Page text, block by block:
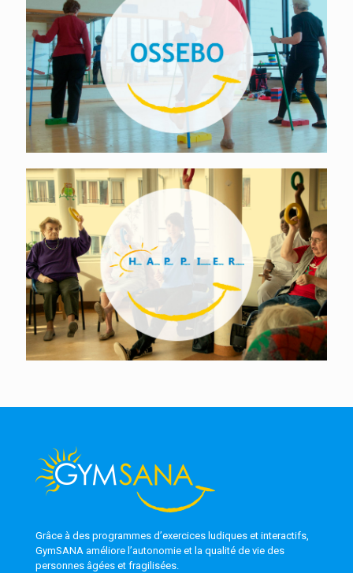
Grâce à des programmes d’exercices ludiques et interactifs,
GymSANA améliore l’autonomie et la qualité de vie des
personnes âgées et fragilisées.